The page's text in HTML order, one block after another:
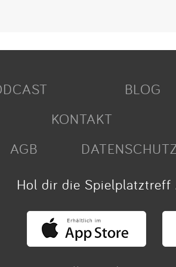
BLOG
KONTAKT
AGB
Hol dir die Spielplatztreff